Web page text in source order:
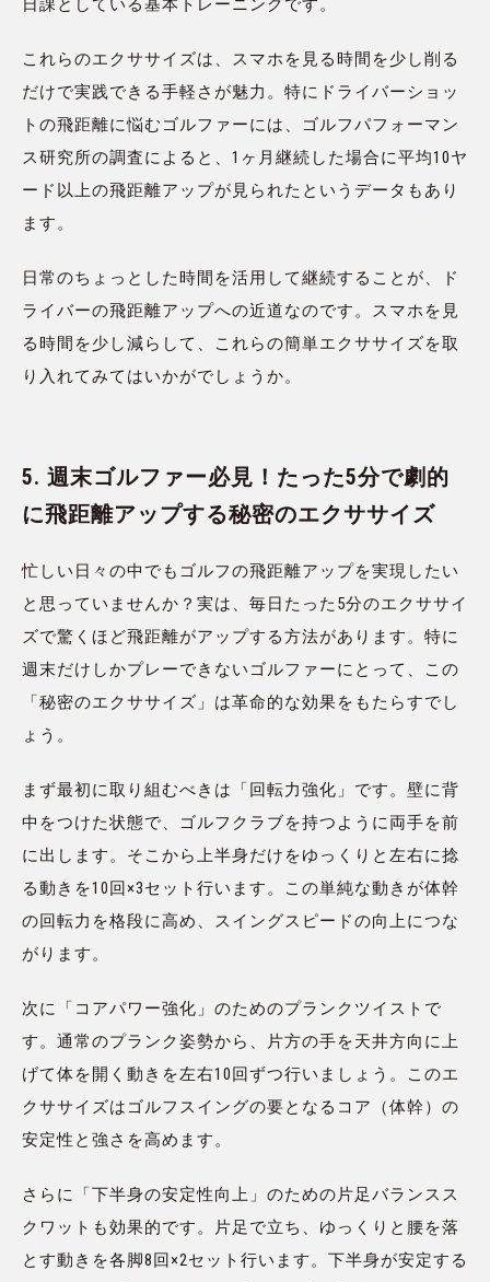
日課としている基本トレーニングです。
これらのエクササイズは、スマホを見る時間を少し削る
だけで実践できる手軽さが魅力。特にドライバーショッ
トの飛距離に悩むゴルファーには、ゴルフパフォーマン
ス研究所の調査によると、1ヶ月継続した場合に平均10ヤ
ード以上の飛距離アップが見られたというデータもあり
ます。
日常のちょっとした時間を活用して継続することが、ド
ライバーの飛距離アップへの近道なのです。スマホを見
る時間を少し減らして、これらの簡単エクササイズを取
り入れてみてはいかがでしょうか。
5. 週末ゴルファー必見！たった5分で劇的
に飛距離アップする秘密のエクササイズ
忙しい日々の中でもゴルフの飛距離アップを実現したい
と思っていませんか？実は、毎日たった5分のエクササイ
ズで驚くほど飛距離がアップする方法があります。特に
週末だけしかプレーできないゴルファーにとって、この
「秘密のエクササイズ」は革命的な効果をもたらすでし
ょう。
まず最初に取り組むべきは「回転力強化」です。壁に背
中をつけた状態で、ゴルフクラブを持つように両手を前
に出します。そこから上半身だけをゆっくりと左右に捻
る動きを10回×3セット行います。この単純な動きが体幹
の回転力を格段に高め、スイングスピードの向上につな
がります。
次に「コアパワー強化」のためのプランクツイストで
す。通常のプランク姿勢から、片方の手を天井方向に上
げて体を開く動きを左右10回ずつ行いましょう。このエ
クササイズはゴルフスイングの要となるコア（体幹）の
安定性と強さを高めます。
さらに「下半身の安定性向上」のための片足バランスス
クワットも効果的です。片足で立ち、ゆっくりと腰を落
とす動きを各脚8回×2セット行います。下半身が安定する